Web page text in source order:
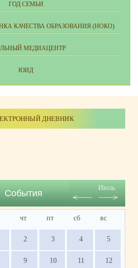
ГОД СЕМЬИ
КАЧЕСТВА ОБРАЗОВАНИЯ (НОКО)
МЕДИАЦЕНТР
ЮИД
ДНЕВНИК
События
Июль
чт пт сб вс
2 3 4 5
9 10 11 12